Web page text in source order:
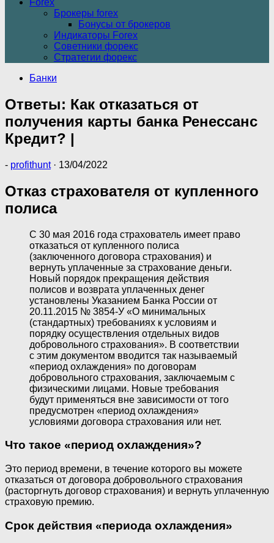
Forex
Брокеры forex
Бонусы от брокеров
Индикаторы Forex
Советники форекс
Стратегии форекс
Банки
Ответы: Как отказаться от
получения карты банка Ренессанс
Кредит? |
- profithunt · 13/04/2022
Отказ страхователя от купленного
полиса
С 30 мая 2016 года страхователь имеет право
отказаться от купленного полиса
(заключенного договора страхования) и
вернуть уплаченные за страхование деньги.
Новый порядок прекращения действия
полисов и возврата уплаченных денег
установлены Указанием Банка России от
20.11.2015 № 3854-У «О минимальных
(стандартных) требованиях к условиям и
порядку осуществления отдельных видов
добровольного страхования». В соответствии
с этим документом вводится так называемый
«период охлаждения» по договорам
добровольного страхования, заключаемым с
физическими лицами. Новые требования
будут применяться вне зависимости от того
предусмотрен «период охлаждения»
условиями договора страхования или нет.
Что такое «период охлаждения»?
Это период времени, в течение которого вы можете
отказаться от договора добровольного страхования
(расторгнуть договор страхования) и вернуть уплаченную
страховую премию.
Срок действия «периода охлаждения»